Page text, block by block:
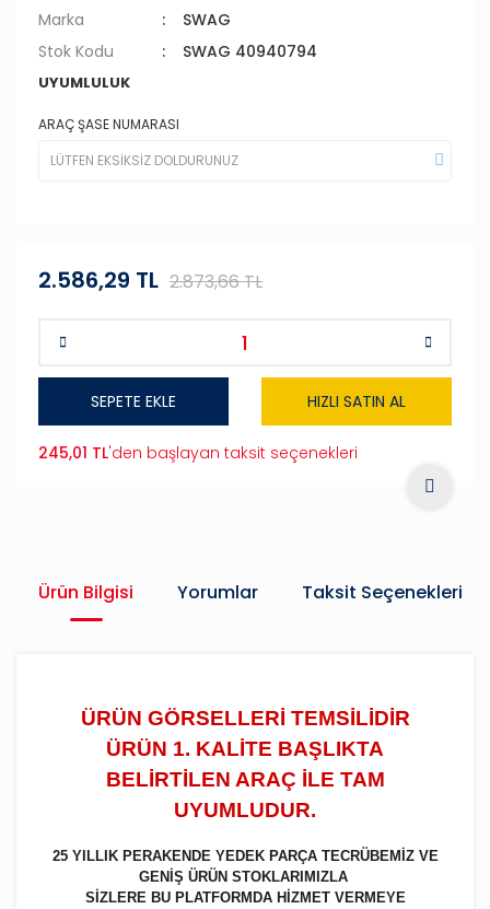
Marka
SWAG
Stok Kodu
SWAG 40940794
UYUMLULUK
ARAÇ ŞASE NUMARASI
2.586,29 TL 2.873,66 TL
SEPETE EKLE HIZLI SATIN AL
245,01 TL'den başlayan taksit seçenekleri
Ürün Bilgisi Yorumlar Taksit Seçenekleri
ÜRÜN GÖRSELLERİ TEMSİLİDİR
ÜRÜN 1. KALİTE BAŞLIKTA
BELİRTİLEN ARAÇ İLE TAM
UYUMLUDUR.
25 YILLIK PERAKENDE YEDEK PARÇA TECRÜBEMİZ VE
GENİŞ ÜRÜN STOKLARIMIZLA
SİZLERE BU PLATFORMDA HİZMET VERMEYE